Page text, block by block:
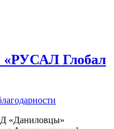
«РУСАЛ Глобал
«Даниловцы»